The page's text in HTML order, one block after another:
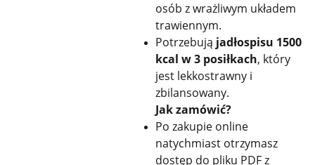
osób z wrażliwym układem
trawiennym.
Potrzebują jadłospisu 1500
kcal w 3 posiłkach, który
jest lekkostrawny i
zbilansowany.
Jak zamówić?
Po zakupie online
natychmiast otrzymasz
dostęp do pliku PDF z